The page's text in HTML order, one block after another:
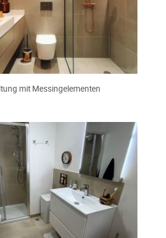
mit Messingelementen